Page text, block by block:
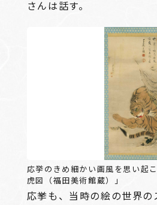
さんは話す。
応挙のきめ細かい画風を思い起
虎図（福田美術館蔵）」
応挙も、当時の絵の世界の